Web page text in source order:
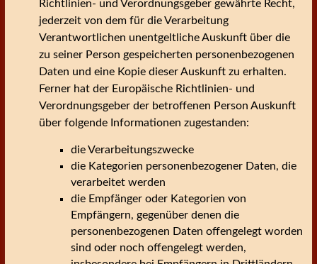
Richtlinien- und Verordnungsgeber gewährte Recht,
jederzeit von dem für die Verarbeitung
Verantwortlichen unentgeltliche Auskunft über die
zu seiner Person gespeicherten personenbezogenen
Daten und eine Kopie dieser Auskunft zu erhalten.
Ferner hat der Europäische Richtlinien- und
Verordnungsgeber der betroffenen Person Auskunft
über folgende Informationen zugestanden:
die Verarbeitungszwecke
die Kategorien personenbezogener Daten, die
verarbeitet werden
die Empfänger oder Kategorien von
Empfängern, gegenüber denen die
personenbezogenen Daten offengelegt worden
sind oder noch offengelegt werden,